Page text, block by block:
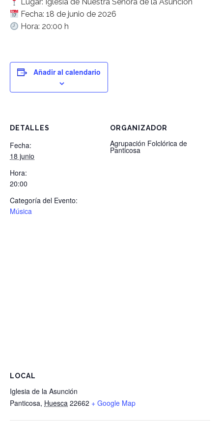
Fecha: 18 de junio de 2026
Hora: 20:00 h
Añadir al calendario
DETALLES
Fecha:
18 junio
Hora:
20:00
Categoría del Evento:
Música
ORGANIZADOR
Agrupación Folclórica de
Panticosa
LOCAL
Iglesia de la Asunción
Panticosa, Huesca 22662 + Google Map